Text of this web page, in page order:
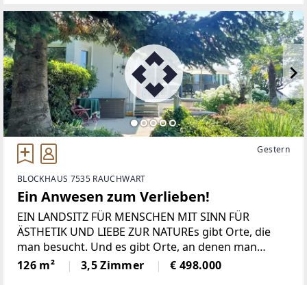
Gestern
BLOCKHAUS 7535 RAUCHWART
Ein Anwesen zum Verlieben!
EIN LANDSITZ FÜR MENSCHEN MIT SINN FÜR
ÄSTHETIK UND LIEBE ZUR NATUREs gibt Orte, die
man besucht. Und es gibt Orte, an denen man
ankommt.In einer ruhigen Sackgasse des idyllischen
Rauchwarts entfaltet diese außergewöhnliche
126 m² 3,5 Zimmer € 498.000